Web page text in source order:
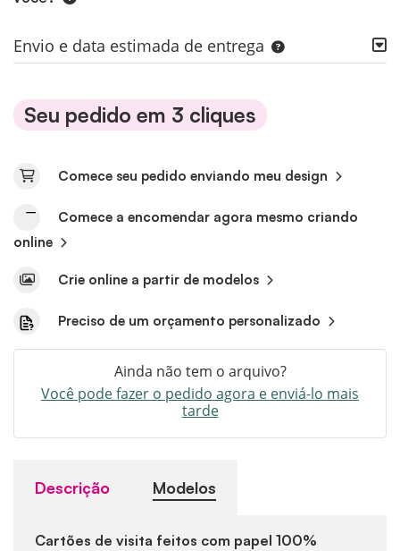
Envio e data estimada de entrega
Seu pedido em 3 cliques
Comece seu pedido enviando meu design
Comece a encomendar agora mesmo criando
online
Crie online a partir de modelos
Preciso de um orçamento personalizado
Ainda não tem o arquivo?
Você pode fazer o pedido agora e enviá-lo mais
tarde
Descrição Modelos
Cartões de visita feitos com papel 100%